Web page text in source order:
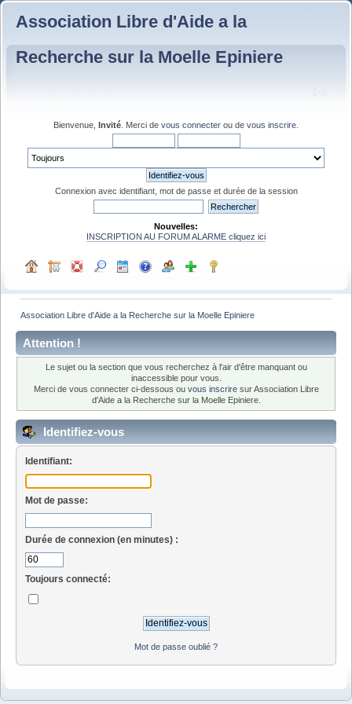
Association Libre d'Aide a la
Recherche sur la Moelle Epiniere
Bienvenue, Invité . Merci de vous connecter ou de vous inscrire
Connexion avec identifiant, mot de passe et durée de la session
Nouvelles:
INSCRIPTION AU FORUM ALARME cliquez ici
Association Libre d'Aide a la Recherche sur la Moelle Epiniere
Attention !
Le sujet ou la section que vous recherchez à l'air d'être manquant ou
inaccessible pour vous.
Merci de vous connecter ci-dessous ou vous inscriresur Association Libre
d'Aide a la Recherche sur la Moelle Epiniere.
Identifiez-vous
Identifiant:
Mot de passe:
Durée de connexion (en minutes) :
Toujours connecté:
Mot de passe oublié ?